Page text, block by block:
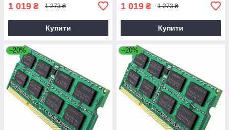
1 019 ₴ 1 273 ₴
Купити
1 019 ₴ 1 273 ₴
Купити
–20% –20%